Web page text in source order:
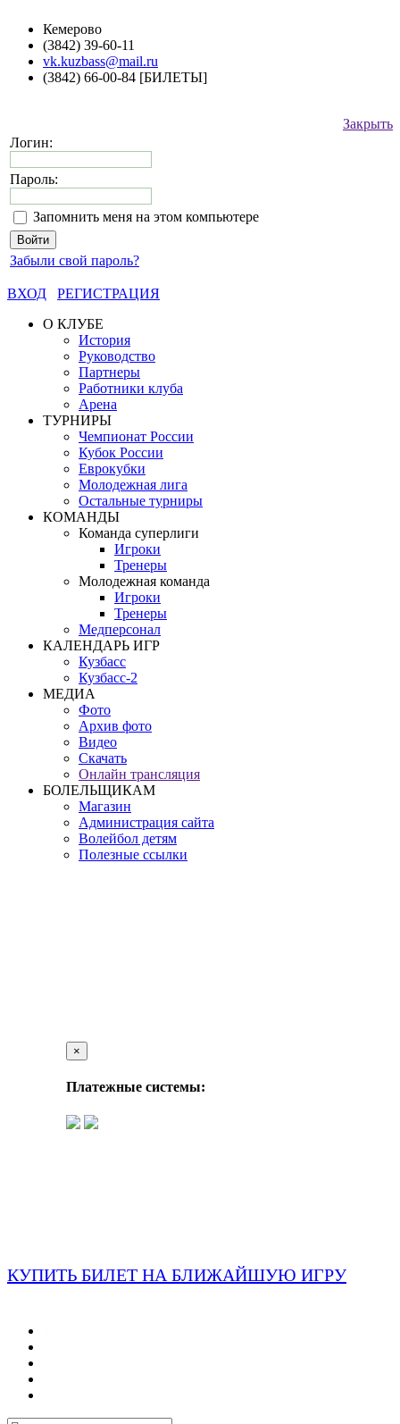
Кемерово
(3842) 39-60-11
vk.kuzbass@mail.ru
(3842) 66-00-84 [БИЛЕТЫ]
Закрыть
Логин:
Пароль:
Запомнить меня на этом компьютере
Забыли свой пароль?
ВХОД
РЕГИСТРАЦИЯ
О КЛУБЕ
История
Руководство
Партнеры
Работники клуба
Арена
ТУРНИРЫ
Чемпионат России
Кубок России
Еврокубки
Молодежная лига
Остальные турниры
КОМАНДЫ
Команда суперлиги
Игроки
Тренеры
Молодежная команда
Игроки
Тренеры
Медперсонал
КАЛЕНДАРЬ ИГР
Кузбасс
Кузбасс-2
МЕДИА
Фото
Архив фото
Видео
Скачать
Онлайн трансляция
БОЛЕЛЬЩИКАМ
Магазин
Администрация сайта
Волейбол детям
Полезные ссылки
×
Платежные системы:
КУПИТЬ БИЛЕТ НА БЛИЖАЙШУЮ ИГРУ